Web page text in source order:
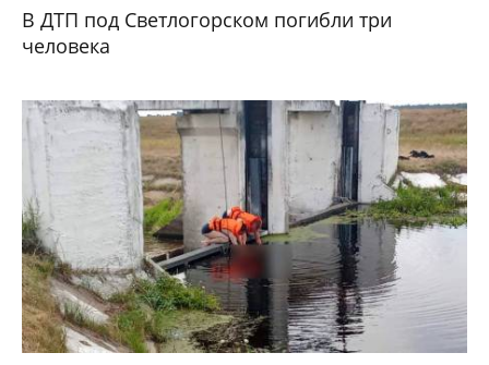
В ДТП под Светлогорском погибли три
человека